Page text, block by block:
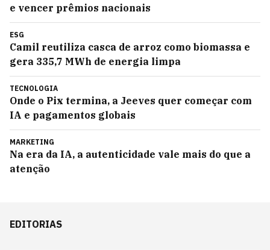
e vencer prêmios nacionais
ESG
Camil reutiliza casca de arroz como biomassa e
gera 335,7 MWh de energia limpa
TECNOLOGIA
Onde o Pix termina, a Jeeves quer começar com
IA e pagamentos globais
MARKETING
Na era da IA, a autenticidade vale mais do que a
atenção
EDITORIAS